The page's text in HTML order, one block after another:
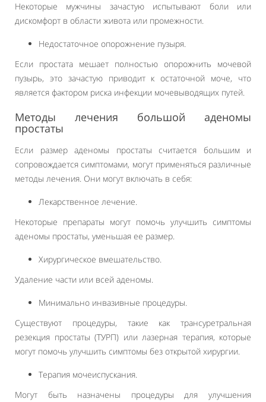
Некоторые мужчины зачастую испытывают боли или
дискомфорт в области живота или промежности.
Недостаточное опорожнение пузыря.
Если простата мешает полностью опорожнить мочевой
пузырь, это зачастую приводит к остаточной моче, что
является фактором риска инфекции мочевыводящих путей.
Методы лечения большой аденомы
простаты
Если размер аденомы простаты считается большим и
сопровождается симптомами, могут применяться различные
методы лечения. Они могут включать в себя:
Лекарственное лечение.
Некоторые препараты могут помочь улучшить симптомы
аденомы простаты, уменьшая ее размер.
Хирургическое вмешательство.
Удаление части или всей аденомы.
Минимально инвазивные процедуры.
Существуют процедуры, такие как трансуретральная
резекция простаты (ТУРП) или лазерная терапия, которые
могут помочь улучшить симптомы без открытой хирургии.
Терапия мочеиспускания.
Могут быть назначены процедуры для улучшения